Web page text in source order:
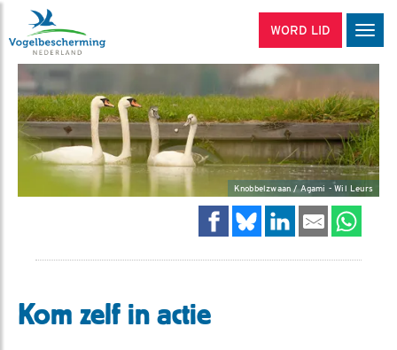
WORD LID
Knobbelzwaan / Agami - Wil Leurs
Kom zelf in actie